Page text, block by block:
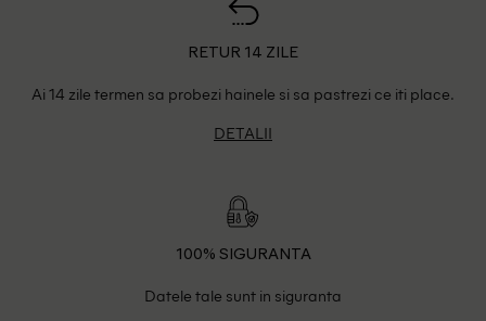
RETUR 14 ZILE
Ai 14 zile termen sa probezi hainele si sa pastrezi ce iti place.
DETALII
100% SIGURANTA
Datele tale sunt in siguranta